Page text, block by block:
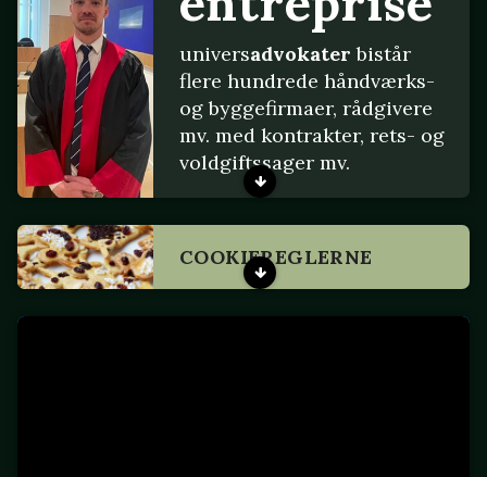
universadvokater bistår
flere hundrede håndværks-
og byggefirmaer, rådgivere
mv. med kontrakter, rets- og
voldgiftssager mv.
COOKIEREGLERNE